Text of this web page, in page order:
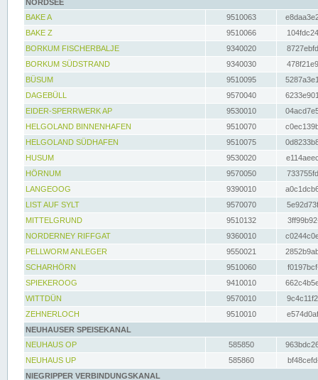
NORDSEE
BAKE A
9510063
BAKE Z
9510066
BORKUM FISCHERBALJE
9340020
BORKUM SÜDSTRAND
9340030
BÜSUM
9510095
DAGEBÜLL
9570040
EIDER-SPERRWERK AP
9530010
HELGOLAND BINNENHAFEN
9510070
HELGOLAND SÜDHAFEN
9510075
HUSUM
9530020
HÖRNUM
9570050
LANGEOOG
9390010
LIST AUF SYLT
9570070
MITTELGRUND
9510132
NORDERNEY RIFFGAT
9360010
PELLWORM ANLEGER
9550021
SCHARHÖRN
9510060
SPIEKEROOG
9410010
WITTDÜN
9570010
ZEHNERLOCH
9510010
NEUHAUSER SPEISEKANAL
NEUHAUS OP
585850
NEUHAUS UP
585860
NIEGRIPPER VERBINDUNGSKANAL